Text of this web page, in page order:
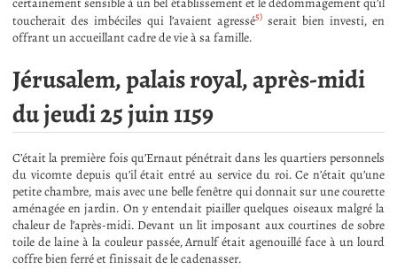
toucherait des imbéciles qui l’avaient agressé5) serait bien investi, en
offrant un accueillant cadre de vie à sa famille.
Jérusalem, palais royal, après-midi
du jeudi 25 juin 1159
C’était la première fois qu’Ernaut pénétrait dans les quartiers personnels
du vicomte depuis qu’il était entré au service du roi. Ce n’était qu’une
petite chambre, mais avec une belle fenêtre qui donnait sur une courette
aménagée en jardin. On y entendait piailler quelques oiseaux malgré la
chaleur de l’après-midi. Devant un lit imposant aux courtines de sobre
toile de laine à la couleur passée, Arnulf était agenouillé face à un lourd
coffre bien ferré et finissait de le cadenasser.